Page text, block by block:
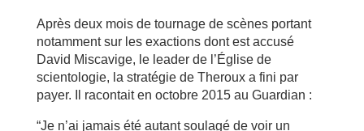
Après deux mois de tournage de scènes portant
notamment sur les exactions dont est accusé
David Miscavige, le leader de l’Église de
scientologie, la stratégie de Theroux a fini par
payer. Il racontait en octobre 2015 au Guardian :
“Je n’ai jamais été autant soulagé de voir un